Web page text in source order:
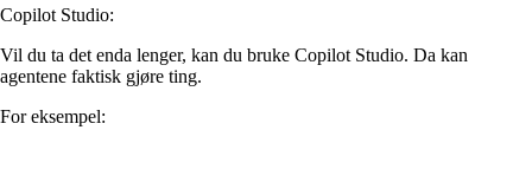
Copilot Studio:
Vil du ta det enda lenger, kan du bruke Copilot Studio. Da kan
agentene faktisk gjøre ting.
For eksempel: